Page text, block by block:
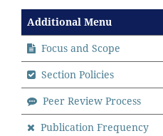
Additional Menu
Focus and Scope
Section Policies
Peer Review Process
Publication Frequency